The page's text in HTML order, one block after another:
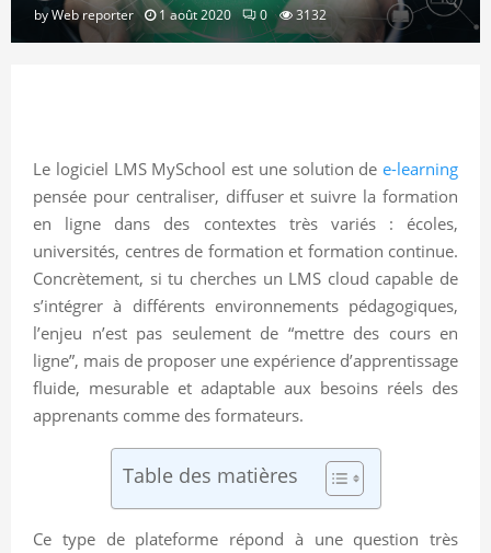
byWeb reporter 1 août 2020 0 3132
Le logiciel LMS MySchool est une solution de e-learning
pensée pour centraliser, diffuser et suivre la formation
en ligne dans des contextes très variés : écoles,
universités, centres de formation et formation continue.
Concrètement, si tu cherches un LMS cloud capable de
s’intégrer à différents environnements pédagogiques,
l’enjeu n’est pas seulement de “mettre des cours en
ligne”, mais de proposer une expérience d’apprentissage
fluide, mesurable et adaptable aux besoins réels des
apprenants comme des formateurs.
Table des matières
Ce type de plateforme répond à une question très